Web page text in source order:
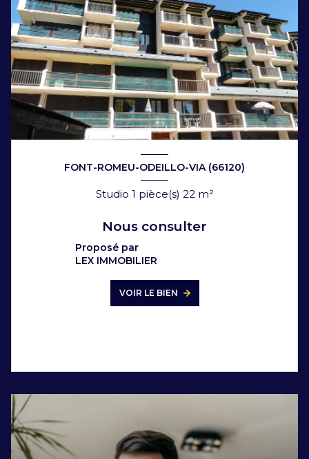
FONT-ROMEU-ODEILLO-VIA (66120)
Studio 1 pièce(s) 22 m²
Nous consulter
Proposé par
LEX IMMOBILIER
VOIR LE BIEN